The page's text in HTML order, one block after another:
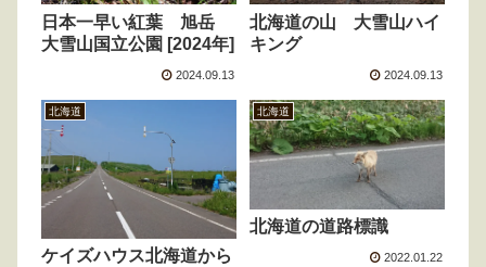
日本一早い紅葉 旭岳
大雪山国立公園 [2024年]
2024.09.13
北海道の山 大雪山ハイ
キング
2024.09.13
北海道
ケイズハウス北海道から
北海道
北海道の道路標識
2022.01.22